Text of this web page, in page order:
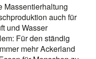
Massentierhaltung
auch für
und Wasser
Für den ständig
mehr Ackerland